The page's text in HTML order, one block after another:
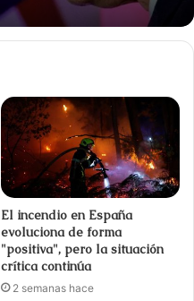
El incendio en España
evoluciona de forma
"positiva", pero la situación
crítica continúa
2 semanas hace